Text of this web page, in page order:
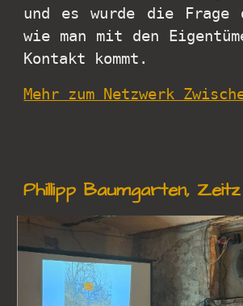
und es wurde die
wie man mit den
Kontakt kommt.
Mehr zum Netzwerk
Phillipp Baumgarten, Zeitz